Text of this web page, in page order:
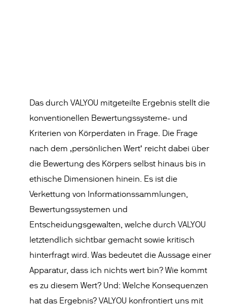
Das durch VALYOU mitgeteilte Ergebnis stellt die
konventionellen Bewertungssysteme- und
Kriterien von Körperdaten in Frage. Die Frage
nach dem ‚persönlichen Wert‘ reicht dabei über
die Bewertung des Körpers selbst hinaus bis in
ethische Dimensionen hinein. Es ist die
Verkettung von Informationssammlungen,
Bewertungssystemen und
Entscheidungsgewalten, welche durch VALYOU
letztendlich sichtbar gemacht sowie kritisch
hinterfragt wird. Was bedeutet die Aussage einer
Apparatur, dass ich nichts wert bin? Wie kommt
es zu diesem Wert? Und: Welche Konsequenzen
hat das Ergebnis? VALYOU konfrontiert uns mit